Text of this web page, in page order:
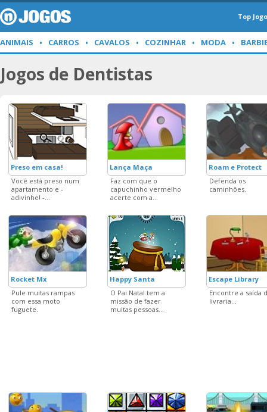
Top
ANIMAIS CARROS CAVALOS COZINHAR MODA
Jogos de Dentistas
Preso em casa!
Você está preso num
apartamento e -
adivinhe! -...
Lança Maça
Faz com que o
capuchinho vermelho
acerte com a...
Roam e Protect
Defenda os
caminhões.
Rocket Mx
Pule muitas rampas
com essa moto
fuguete.
Happy Santa
O Pai Natal tem a
missão de fazer
muitas pessoas...
Escape Library
Encontre a saída
livraria...